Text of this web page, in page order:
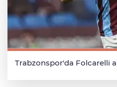
Trabzonspor'da Folcarelli